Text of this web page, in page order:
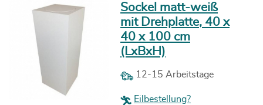
Sockel matt-weiß
mit Drehplatte, 40 x
40 x 100 cm
(LxBxH)
12-15 Arbeitstage
Eilbestellung?